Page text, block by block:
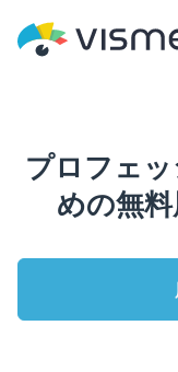
プロフェ
めの無